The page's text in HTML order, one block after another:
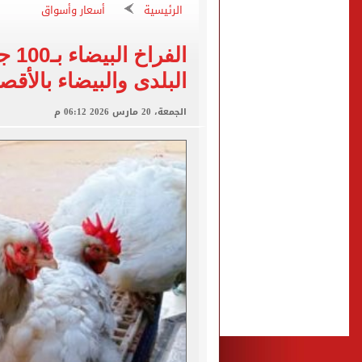
تعرف على آخر موعد لتسجيل
بيزيرا يتمسك بالرحيل عن
هل تريد محمد صلاح؟..
الرئيسية أسعار وأسواق
البلدى والبيضاء
الجمعة، 20 مارس 2026 06:12 م